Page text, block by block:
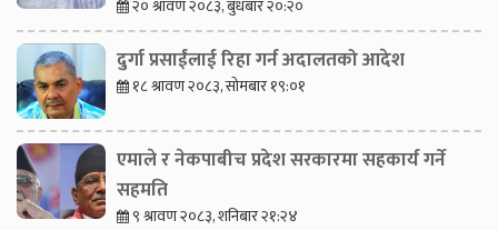
२० श्रावण २०८३, बुधबार २०:२०
दुर्गा प्रसाईंलाई रिहा गर्न अदालतको आदेश
१८ श्रावण २०८३, सोमबार १९:०१
एमाले र नेकपाबीच प्रदेश सरकारमा सहकार्य गर्ने
सहमति
९ श्रावण २०८३, शनिबार २१:२४